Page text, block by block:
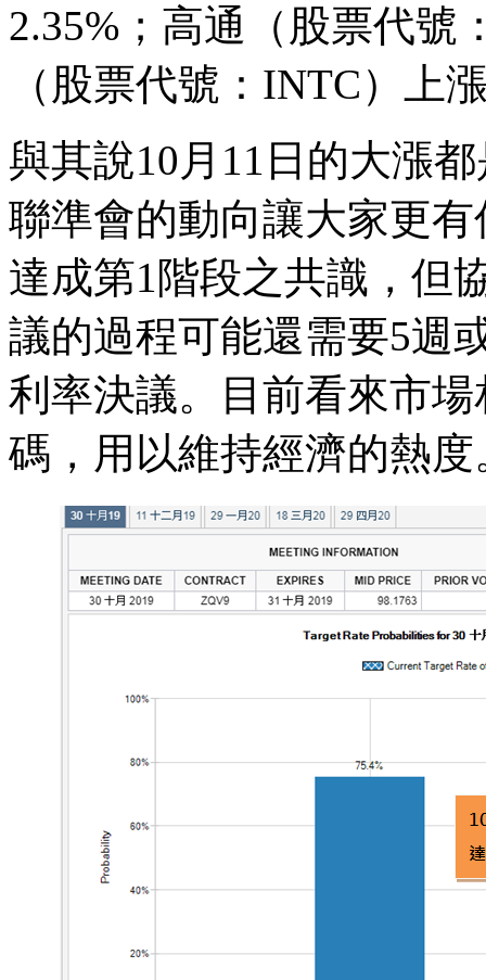
2.35%；高通（股票代號
（股票代號：INTC）上
與其說10月11日的大漲
聯準會的動向讓大家更
達成第1階段之共識，但
議的過程可能還需要5週
利率決議。目前看來市
碼，用以維持經濟的熱度